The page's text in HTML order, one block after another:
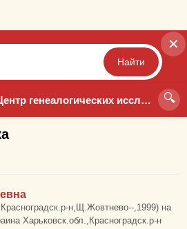
Ябчанка - Центр генеалогических исследований 🔍
✕
Найти
Неточный
н,Щ.Жовтнево--,1999) на
Харьковск.обл.,Красноградск.р-н